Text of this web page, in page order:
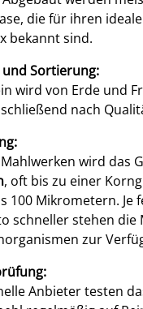
die für ihren
bekannt sind.
und Sortierung:
wird von Erde und
nach
wird das
, oft bis zu einer
100 Mikrometern. Je
schneller stehen die
zur
Anbieter testen